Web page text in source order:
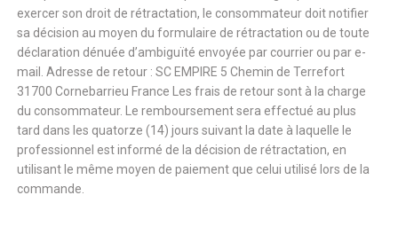
exercer son droit de rétractation, le consommateur doit notifier
sa décision au moyen du formulaire de rétractation ou de toute
déclaration dénuée d’ambiguïté envoyée par courrier ou par e-
mail. Adresse de retour : SC EMPIRE 5 Chemin de Terrefort
31700 Cornebarrieu France Les frais de retour sont à la charge
du consommateur. Le remboursement sera effectué au plus
tard dans les quatorze (14) jours suivant la date à laquelle le
professionnel est informé de la décision de rétractation, en
utilisant le même moyen de paiement que celui utilisé lors de la
commande.